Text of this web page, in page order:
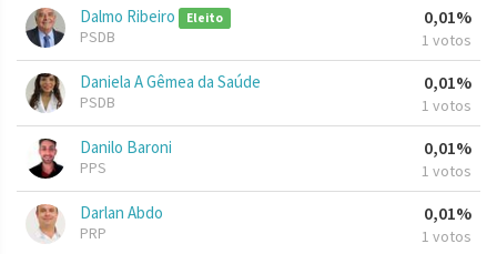
Dalmo Ribeiro Eleito
PSDB
0,01%
1 votos
Daniela A Gêmea da Saúde
PSDB
0,01%
1 votos
Danilo Baroni
PPS
0,01%
1 votos
Darlan Abdo
PRP
0,01%
1 votos